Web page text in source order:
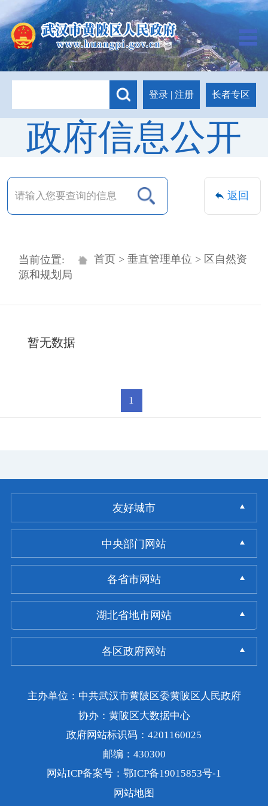
登录 | 注册 长者专区
政府信息公开
返回
当前位置: 首页> 垂直管理单位 > 区自然资
源和规划局
暂无数据
1
友好城市
中央部门网站
各省市网站
湖北省地市网站
各区政府网站
主办单位：中共武汉市黄陂区委黄陂区人民政府
协办：黄陂区大数据中心
政府网站标识码：4201160025
邮编：430300
网站ICP备案号：鄂ICP备19015853号-1
网站地图